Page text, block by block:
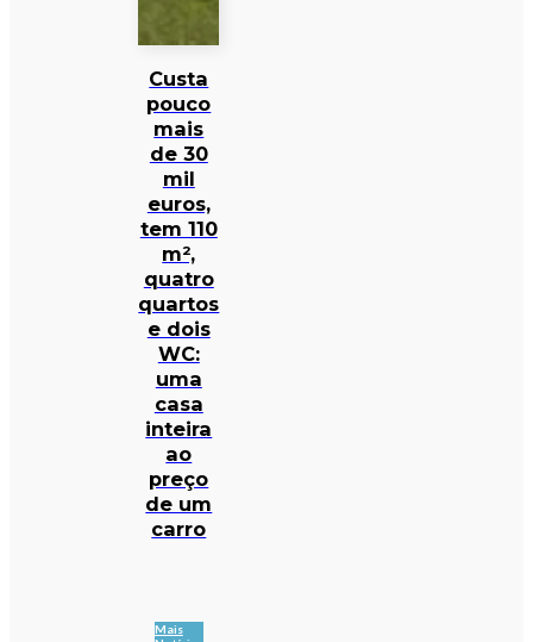
Custa
pouco
mais
de 30
mil
euros,
tem 110
m²,
quatro
quartos
e dois
WC:
uma
casa
inteira
ao
preço
de um
carro
Mais